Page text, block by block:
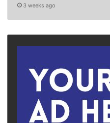
3 weeks ago